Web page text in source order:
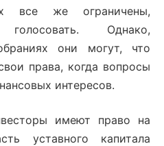
все же ограничены,
Однако,
они могут, что
права, когда вопросы
интересов.
имеют право на
уставного капитала